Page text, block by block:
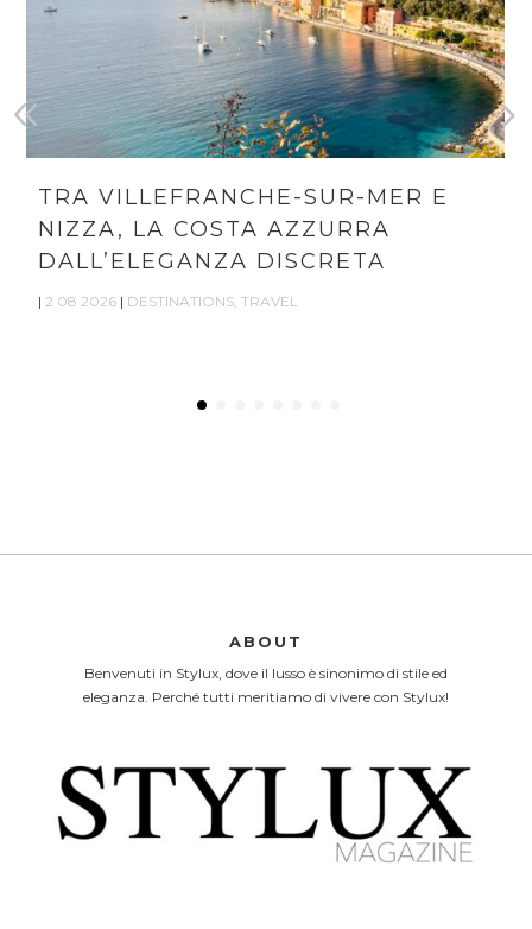
TRA VILLEFRANCHE-SUR-MER E
NIZZA, LA COSTA AZZURRA
DALL’ELEGANZA DISCRETA
| 2 08 2026 | DESTINATIONS ,TRAVEL
ABOUT
Benvenuti in Stylux, dove il lusso è sinonimo di stile ed
eleganza. Perché tutti meritiamo di vivere con Stylux!